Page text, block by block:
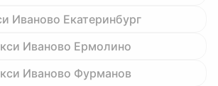
Иваново Екатеринбург
Иваново Ермолино
Иваново Фурманов